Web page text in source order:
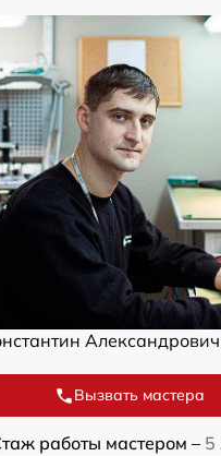
Вызвать мастера
работы мастером – 5